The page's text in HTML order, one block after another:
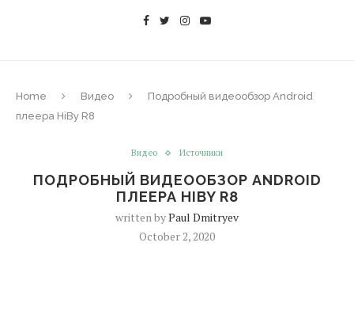
Home Видео
Подробный видеообзор Android
плеера HiBy R8
Видео Источники
ПОДРОБНЫЙ ВИДЕООБЗОР ANDROID
ПЛЕЕРА HIBY R8
written byPaul Dmitryev
October 2, 2020